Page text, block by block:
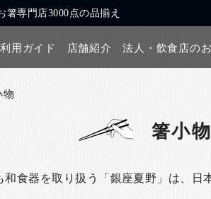
箸専門店3000点の品揃え
用ガイド 店舗紹介 法人・飲食店の
物
箸小物
食器を取り扱う「銀座夏野」は、日